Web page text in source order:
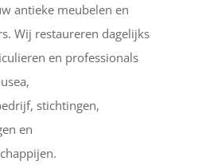
antieke meubelen en
Wij restaureren dagelijks
en professionals
stichtingen,
en